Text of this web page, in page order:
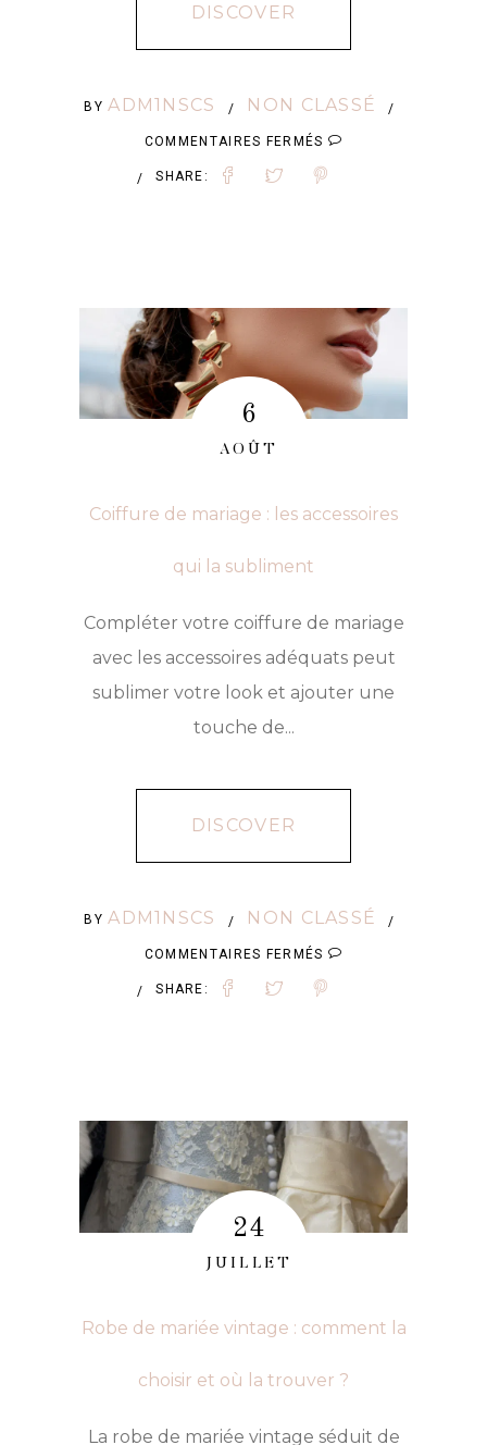
DISCOVER
BYADM1NSCS / NON CLASSÉ /
COMMENTAIRES FERMÉS SUR
SAC
MARIAGE
:
COMMENT
CHOISIR
MODÈLE
/ SHARE:
6
AOÛT
Coiffure de mariage : les accessoires
qui la subliment
Compléter votre coiffure de mariage
avec les accessoires adéquats peut
sublimer votre look et ajouter une
touche de...
DISCOVER
BYADM1NSCS / NON CLASSÉ /
COMMENTAIRES FERMÉS SUR
COIFFURE
ACCESSOIRES
QUI
LA
/ SHARE:
24
JUILLET
Robe de mariée vintage : comment la
choisir et où la trouver ?
La robe de mariée vintage séduit de